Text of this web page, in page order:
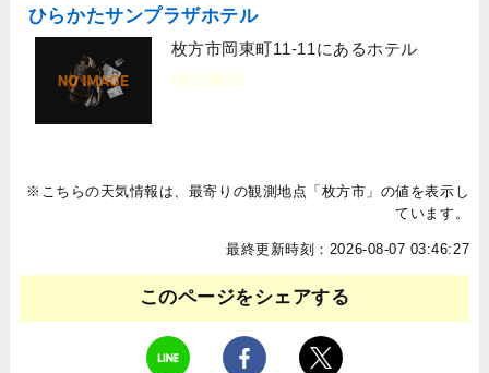
ひらかたサンプラザホテル
枚方市岡東町11-11にあるホテル
[宿泊施設]
※こちらの天気情報は、最寄りの観測地点「枚方市」の値を表示し
ています。
最終更新時刻：2026-08-07 03:46:27
このページをシェアする